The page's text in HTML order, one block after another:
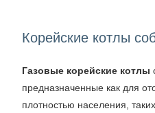
Корейские котлы
Газовые корейские котлы
предназначенные как для
плотностью населения,